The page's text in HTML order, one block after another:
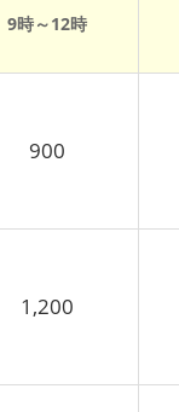
9時～12時
900
1,200